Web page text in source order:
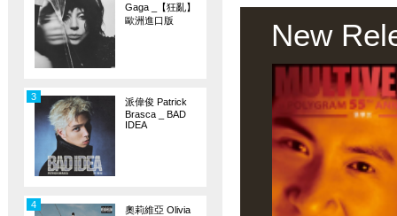
Gaga _【狂亂】
歐洲進口版
派偉俊 Patrick
Brasca _ BAD
IDEA
3
奧莉維亞 Olivia
4
New